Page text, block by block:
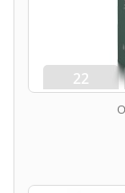
22
dias